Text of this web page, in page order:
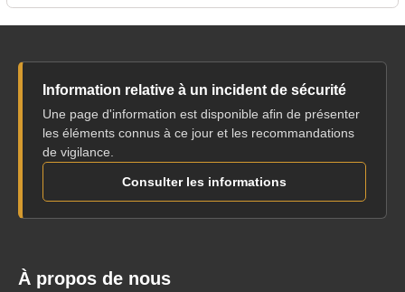
Information relative à un incident de sécurité
Une page d'information est disponible afin de présenter
les éléments connus à ce jour et les recommandations
de vigilance.
Consulter les informations
À propos de nous